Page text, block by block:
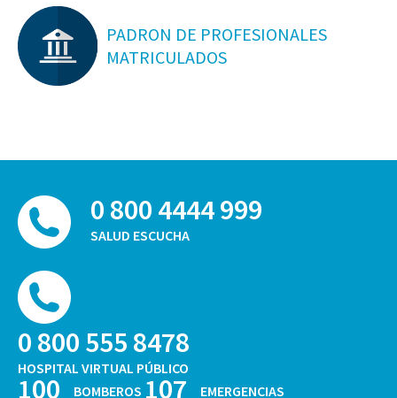
PADRON DE PROFESIONALES
MATRICULADOS
0 800 4444 999
SALUD ESCUCHA
0 800 555 8478
HOSPITAL VIRTUAL PÚBLICO
100 BOMBEROS 107 EMERGENCIAS